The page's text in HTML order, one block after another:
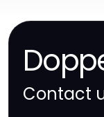
Contact